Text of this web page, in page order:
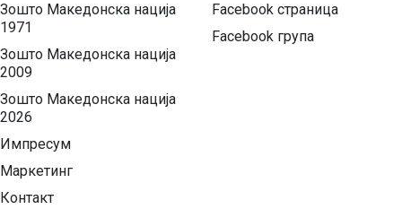
Зошто Македонска нација
1971
Зошто Македонска нација
2009
Зошто Македонска нација
2026
Импресум
Маркетинг
Контакт
Facebook страница
Facebook група